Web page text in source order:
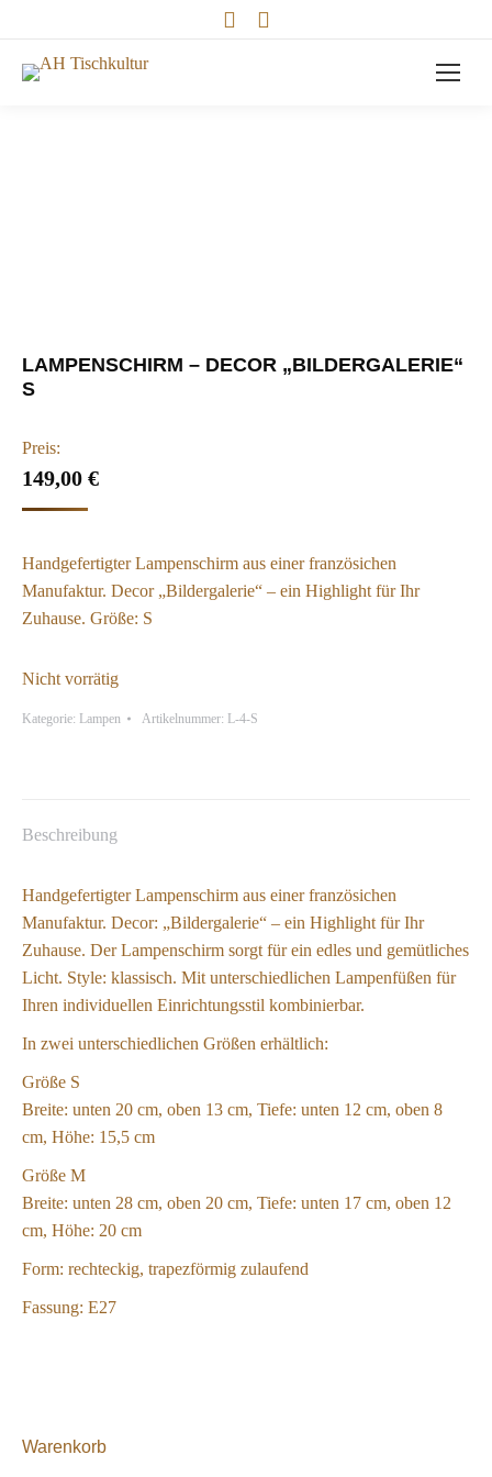
Facebook
LAMPENSCHIRM – DECOR „BILDERGALERIE“
S
Preis:
149,00 €
Handgefertigter Lampenschirm aus einer französichen
Manufaktur. Decor „Bildergalerie“ – ein Highlight für Ihr
Zuhause. Größe: S
Nicht vorrätig
Kategorie: Lampen Artikelnummer: L-4-S
Beschreibung
Handgefertigter Lampenschirm aus einer französichen
Manufaktur. Decor: „Bildergalerie“ – ein Highlight für Ihr
Zuhause. Der Lampenschirm sorgt für ein edles und gemütliches
Licht. Style: klassisch. Mit unterschiedlichen Lampenfüßen für
Ihren individuellen Einrichtungsstil kombinierbar.
In zwei unterschiedlichen Größen erhältlich:
Größe S
Breite: unten 20 cm, oben 13 cm, Tiefe: unten 12 cm, oben 8
cm, Höhe: 15,5 cm
Größe M
Breite: unten 28 cm, oben 20 cm, Tiefe: unten 17 cm, oben 12
cm, Höhe: 20 cm
Form: rechteckig, trapezförmig zulaufend
Fassung: E27
Warenkorb